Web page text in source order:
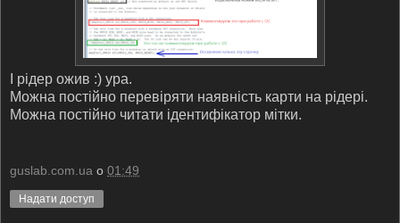
І рідер ожив :) ура.
Можна постійно перевіряти наявність карти на рідері.
Можна постійно читати ідентифікатор мітки.
guslab.com.ua о 01:49
Надати доступ